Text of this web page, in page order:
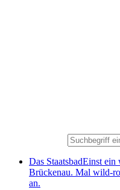
Das StaatsbadEinst ein
Brückenau. Mal wild-
an.